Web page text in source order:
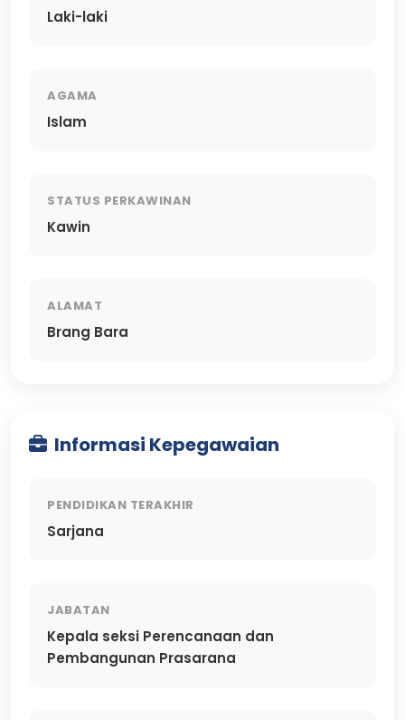
Laki-laki
AGAMA
Islam
STATUS PERKAWINAN
Kawin
ALAMAT
Brang Bara
Informasi Kepegawaian
PENDIDIKAN TERAKHIR
Sarjana
JABATAN
Kepala seksi Perencanaan dan
Pembangunan Prasarana